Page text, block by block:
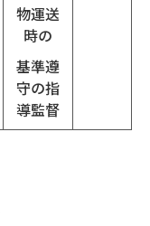
物運送
時の
基準遵
守の指
導監督